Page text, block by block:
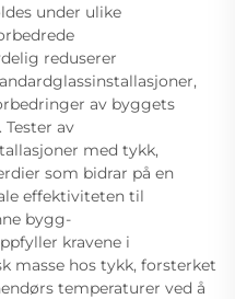
under ulike
reduserer
av byggets
av
med tykk,
som bidrar på en
effektiviteten til
bygg-
kravene i
masse hos tykk, forsterket
temperaturer ved å